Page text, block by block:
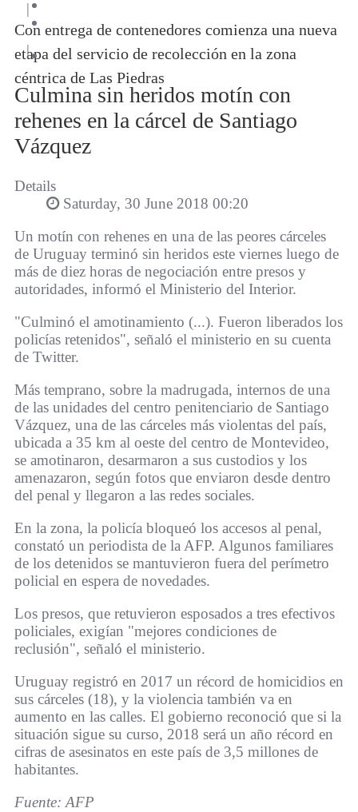
|
Con entrega de contenedores comienza una nueva
etapa del servicio de recolección en la zona
céntrica de Las Piedras
|
Culmina sin heridos motín con
rehenes en la cárcel de Santiago
Vázquez
Details
Saturday, 30 June 2018 00:20
Un motín con rehenes en una de las peores cárceles
de Uruguay terminó sin heridos este viernes luego de
más de diez horas de negociación entre presos y
autoridades, informó el Ministerio del Interior.
"Culminó el amotinamiento (...). Fueron liberados los
policías retenidos", señaló el ministerio en su cuenta
de Twitter.
Más temprano, sobre la madrugada, internos de una
de las unidades del centro penitenciario de Santiago
Vázquez, una de las cárceles más violentas del país,
ubicada a 35 km al oeste del centro de Montevideo,
se amotinaron, desarmaron a sus custodios y los
amenazaron, según fotos que enviaron desde dentro
del penal y llegaron a las redes sociales.
En la zona, la policía bloqueó los accesos al penal,
constató un periodista de la AFP. Algunos familiares
de los detenidos se mantuvieron fuera del perímetro
policial en espera de novedades.
Los presos, que retuvieron esposados a tres efectivos
policiales, exigían "mejores condiciones de
reclusión", señaló el ministerio.
Uruguay registró en 2017 un récord de homicidios en
sus cárceles (18), y la violencia también va en
aumento en las calles. El gobierno reconoció que si la
situación sigue su curso, 2018 será un año récord en
cifras de asesinatos en este país de 3,5 millones de
habitantes.
Fuente: AFP